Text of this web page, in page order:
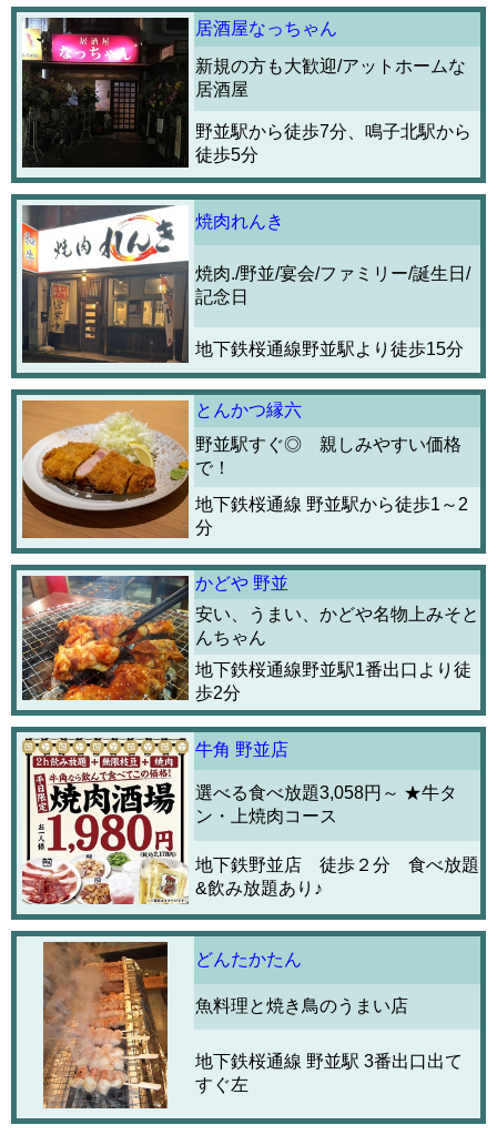
居酒屋なっちゃん
新規の方も大歓迎/アットホームな
居酒屋
野並駅から徒歩7分、鳴子北駅から
徒歩5分
焼肉れんき
焼肉./野並/宴会/ファミリー/誕生日/
記念日
地下鉄桜通線野並駅より徒歩15分
とんかつ縁六
野並駅すぐ◎ 親しみやすい価格
で！
地下鉄桜通線 野並駅から徒歩1～2
分
かどや 野並
安い、うまい、かどや名物上みそと
んちゃん
地下鉄桜通線野並駅1番出口より徒
歩2分
牛角 野並店
選べる食べ放題3,058円～ ★牛タ
ン・上焼肉コース
地下鉄野並店 徒歩２分 食べ放題
&飲み放題あり♪
どんたかたん
魚料理と焼き鳥のうまい店
地下鉄桜通線 野並駅 3番出口出て
すぐ左